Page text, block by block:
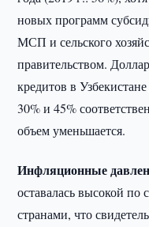
новых программ
МСП и сельского
правительством.
кредитов в
30% и 45%
объем уменьшается.
Инфляционные
оставалась высокой
странами, что